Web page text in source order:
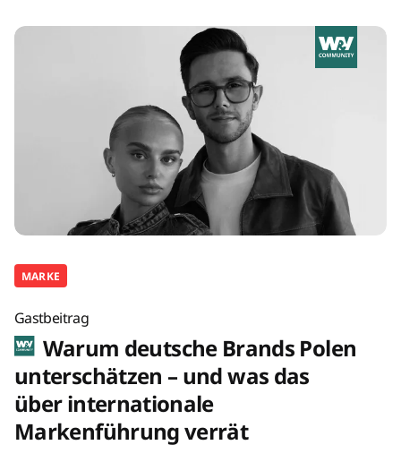
MARKE
Gastbeitrag
Warum deutsche Brands Polen
unterschätzen – und was das
über internationale
Markenführung verrät